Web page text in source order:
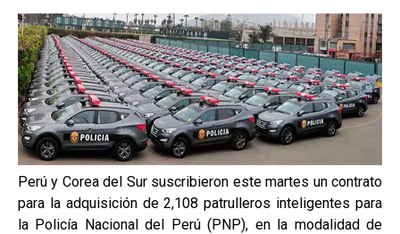
Perú y Corea del Sur suscribieron este martes un contrato
para la adquisición de 2,108 patrulleros inteligentes para
la Policía Nacional del Perú (PNP), en la modalidad de